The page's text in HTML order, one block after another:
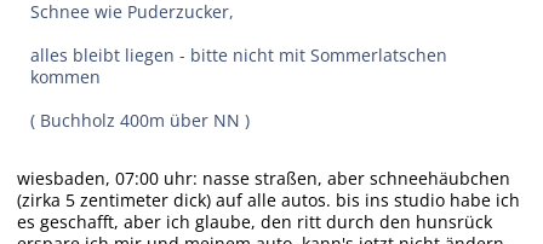
Schnee wie Puderzucker,
alles bleibt liegen - bitte nicht mit Sommerlatschen
kommen
( Buchholz 400m über NN )
wiesbaden, 07:00 uhr: nasse straßen, aber schneehäubchen
(zirka 5 zentimeter dick) auf alle autos. bis ins studio habe ich
es geschafft, aber ich glaube, den ritt durch den hunsrück